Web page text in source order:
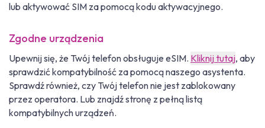
lub aktywować SIM za pomocą kodu aktywacyjnego.
Zgodne urządzenia
Upewnij się, że Twój telefon obsługuje eSIM. Kliknij tutaj, aby
sprawdzić kompatybilność za pomocą naszego asystenta.
Sprawdź również, czy Twój telefon nie jest zablokowany
przez operatora. Lub znajdź stronę z pełną listą
kompatybilnych urządzeń.